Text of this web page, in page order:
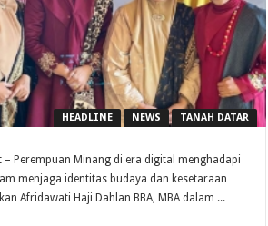
HEADLINE NEWS TANAH DATAR
– Perempuan Minang di era digital menghadapi
menjaga identitas budaya dan kesetaraan
Afridawati Haji Dahlan BBA, MBA dalam ...